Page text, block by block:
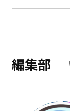
編集部